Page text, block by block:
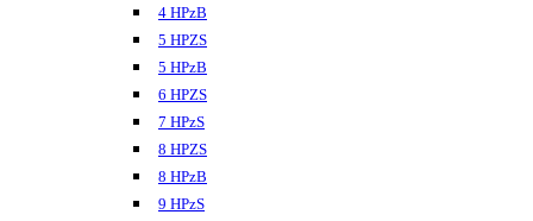
4 HPzB
5 HPZS
5 HPzB
6 HPZS
7 HPzS
8 HPZS
8 HPzB
9 HPzS